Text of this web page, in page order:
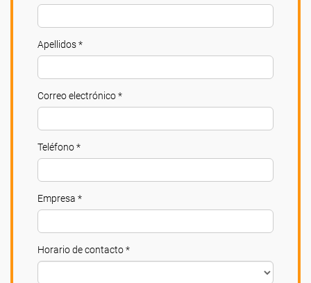
Apellidos *
Correo electrónico *
Teléfono *
Empresa *
Horario de contacto *